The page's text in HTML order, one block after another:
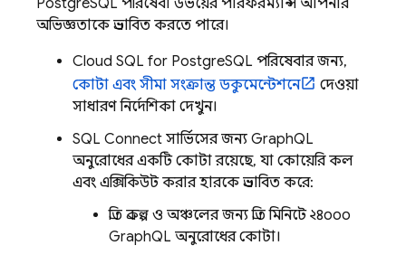
PostgreSQL পরিষেবা উভয়ের পারফরম্যান্স আপনার
অভিজ্ঞতাকে প্রভাবিত করতে পারে।
Cloud SQL for PostgreSQL পরিষেবার জন্য,
কোটা এবং সীমা সংক্রান্ত ডকুমেন্টেশনে
দেওয়া
সাধারণ নির্দেশিকা দেখুন।
SQL Connect সার্ভিসের জন্য GraphQL
অনুরোধের একটি কোটা রয়েছে, যা কোয়েরি কল
এবং এক্সিকিউট করার হারকে প্রভাবিত করে:
প্রতি প্রকল্প ও অঞ্চলের জন্য প্রতি মিনিটে ২৪০০০
GraphQL অনুরোধের কোটা।